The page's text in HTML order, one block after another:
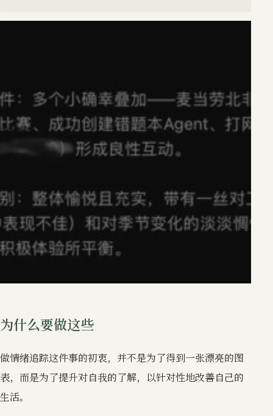
为什么要做这些
做情绪追踪这件事的初衷，并不是为了得到一张漂亮的图
表，而是为了提升对自我的了解，以针对性地改善自己的
生活。